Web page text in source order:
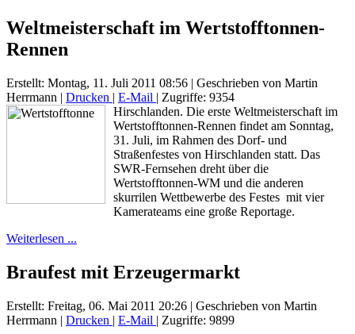
Weltmeisterschaft im Wertstofftonnen-
Rennen
Erstellt: Montag, 11. Juli 2011 08:56 | Geschrieben von Martin
Herrmann | Drucken | E-Mail | Zugriffe: 9354
Hirschlanden. Die erste Weltmeisterschaft im
Wertstofftonnen-Rennen findet am Sonntag,
31. Juli, im Rahmen des Dorf- und
Straßenfestes von Hirschlanden statt. Das
SWR-Fernsehen dreht über die
Wertstofftonnen-WM und die anderen
skurrilen Wettbewerbe des Festes mit vier
Kamerateams eine große Reportage.
Weiterlesen ...
Braufest mit Erzeugermarkt
Erstellt: Freitag, 06. Mai 2011 20:26 | Geschrieben von Martin
Herrmann | Drucken | E-Mail | Zugriffe: 9899